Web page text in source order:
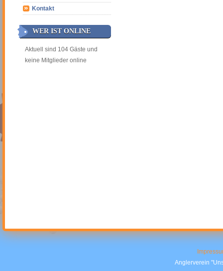
Kontakt
WER IST ONLINE
Aktuell sind 104 Gäste und
keine Mitglieder online
Anglerverein